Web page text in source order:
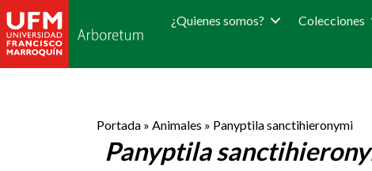
¿Quienes somos? Colecciones
Portada » Animales » Panyptila sanctihieronymi
Panyptila